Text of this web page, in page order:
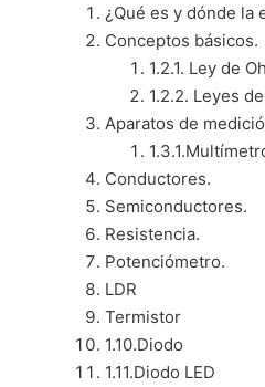
¿Qué es y dónde la
Conceptos básicos.
1.2.1. Ley de
1.2.2. Leyes
Aparatos de
1.3.1.
Conductores.
Semiconductores.
Resistencia.
Potenciómetro.
LDR
Termistor
1.10.Diodo
1.11.Diodo LED